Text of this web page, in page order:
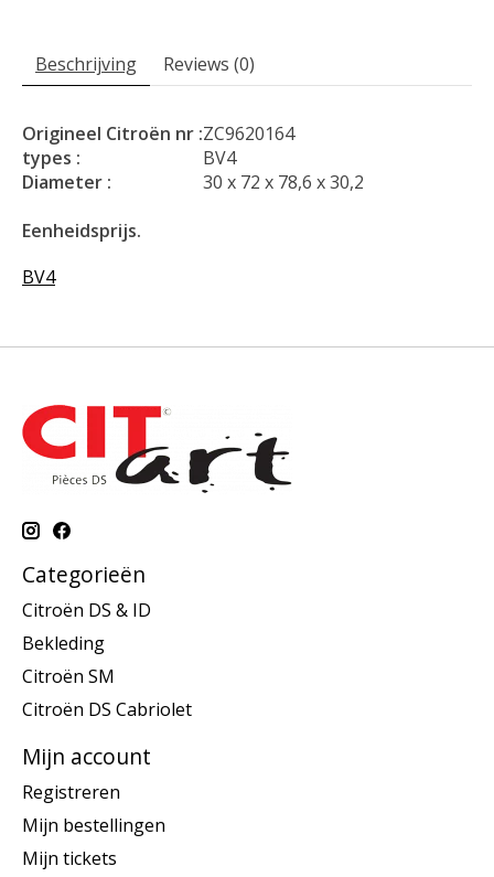
Beschrijving Reviews (0)
Origineel Citroën nr :ZC9620164
types :
BV4
Diameter :
30 x 72 x 78,6 x 30,2
Eenheidsprijs.
BV4
Categorieën
Citroën DS & ID
Bekleding
Citroën SM
Citroën DS Cabriolet
Mijn account
Registreren
Mijn bestellingen
Mijn tickets